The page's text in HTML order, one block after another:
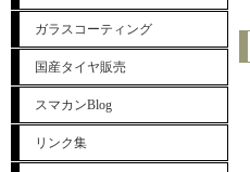
ガラスコーティング
国産タイヤ販売
スマカンBlog
リンク集